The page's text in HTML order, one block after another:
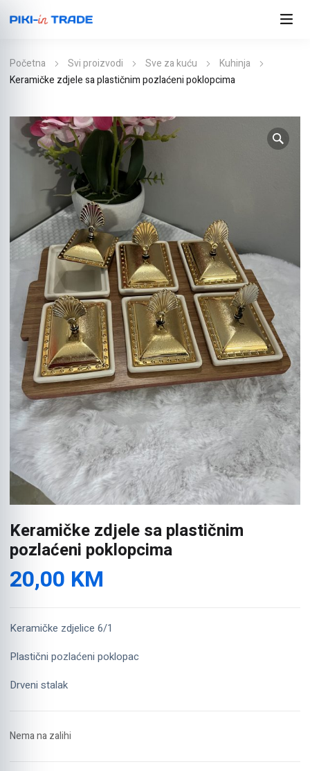
Početna Svi proizvodi Sve za kuću
Kuhinja
Keramičke zdjele sa plastičnim pozlaćeni poklopcima
Keramičke zdjele sa plastičnim
pozlaćeni poklopcima
20,00 KM
Keramičke zdjelice 6/1
Plastični pozlaćeni poklopac
Drveni stalak
Nema na zalihi